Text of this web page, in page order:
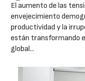
El aumento de las
envejecimiento
productividad y la
están transformando
global...